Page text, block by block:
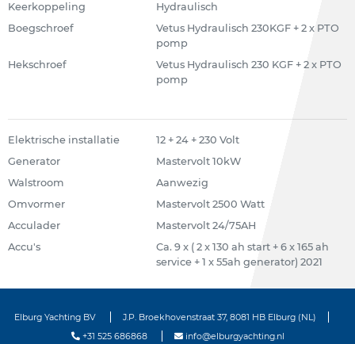
Keerkoppeling
Hydraulisch
Boegschroef
Vetus Hydraulisch 230KGF + 2 x PTO
pomp
Hekschroef
Vetus Hydraulisch 230 KGF + 2 x PTO
pomp
Elektrische installatie
12 + 24 + 230 Volt
Generator
Mastervolt 10kW
Walstroom
Aanwezig
Omvormer
Mastervolt 2500 Watt
Acculader
Mastervolt 24/75AH
Accu's
Ca. 9 x ( 2 x 130 ah start + 6 x 165 ah
service + 1 x 55ah generator) 2021
Elburg Yachting BV
J.P. Broekhovenstraat 37, 8081 HB Elburg (NL)
+31 525 686868
info@elburgyachting.nl